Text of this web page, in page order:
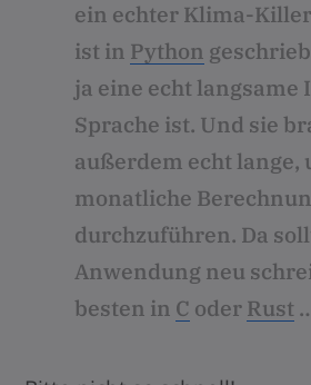
ein echter Klima-
ist in Python
ja eine echt
Sprache ist. Und sie
außerdem echt lange,
monatliche
durchzuführen. Da
Anwendung neu
besten in C oder Rust